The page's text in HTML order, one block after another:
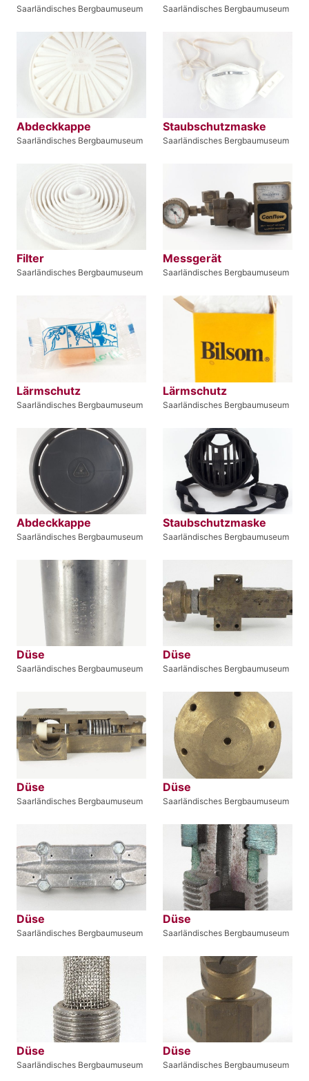
Saarländisches Bergbaumuseum Saarländisches Bergbaumuseum
Abdeckkappe
Saarländisches Bergbaumuseum
Staubschutzmaske
Saarländisches Bergbaumuseum
Filter
Saarländisches Bergbaumuseum
Messgerät
Saarländisches Bergbaumuseum
Lärmschutz
Saarländisches Bergbaumuseum
Lärmschutz
Saarländisches Bergbaumuseum
Abdeckkappe
Saarländisches Bergbaumuseum
Staubschutzmaske
Saarländisches Bergbaumuseum
Düse
Saarländisches Bergbaumuseum
Düse
Saarländisches Bergbaumuseum
Düse
Saarländisches Bergbaumuseum
Düse
Saarländisches Bergbaumuseum
Düse
Saarländisches Bergbaumuseum
Düse
Saarländisches Bergbaumuseum
Düse
Saarländisches Bergbaumuseum
Düse
Saarländisches Bergbaumuseum